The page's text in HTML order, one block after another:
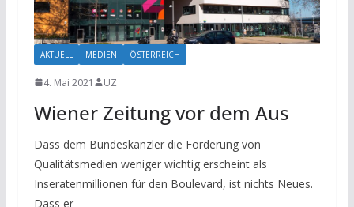
AKTUELL MEDIEN ÖSTERREICH
4. Mai 2021 UZ
Wiener Zeitung vor dem Aus
Dass dem Bundeskanzler die Förderung von
Qualitätsmedien weniger wichtig erscheint als
Inseratenmillionen für den Boulevard, ist nichts Neues.
Dass er